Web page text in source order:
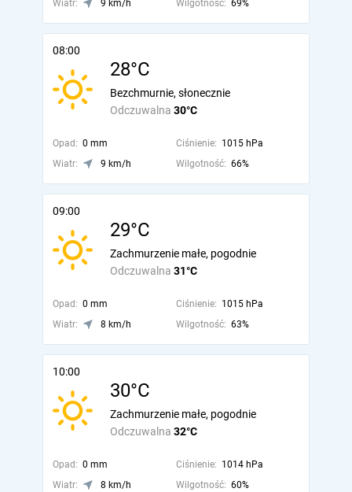
Wiatr: 9 km/h Wilgotność: 69%
08:00
28°C
Odczuwalna 30°C
Bezchmurnie, słonecznie
Opad: 0 mm Ciśnienie: 1015 hPa
Wiatr:
9 km/h Wilgotność: 66%
09:00
29°C
Odczuwalna 31°C
Zachmurzenie małe, pogodnie
Opad: 0 mm Ciśnienie: 1015 hPa
Wiatr:
8 km/h Wilgotność: 63%
10:00
30°C
Odczuwalna 32°C
Zachmurzenie małe, pogodnie
Opad: 0 mm Ciśnienie: 1014 hPa
Wiatr:
8 km/h Wilgotność: 60%